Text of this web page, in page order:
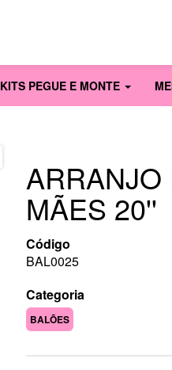
KITS PEGUE E MONTE
MÃES 20''
Código
BAL0025
Categoria
BALÕES